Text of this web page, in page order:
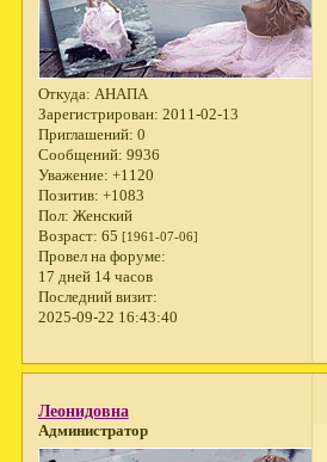
Откуда: АНАПА
Зарегистрирован: 2011-02-13
Приглашений: 0
Сообщений: 9936
Уважение: +1120
Позитив: +1083
Пол: Женский
Возраст: 65 [1961-07-06]
Провел на форуме:
17 дней 14 часов
Последний визит:
2025-09-22 16:43:40
Леонидовна
Администратор